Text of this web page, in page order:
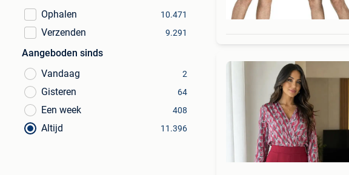
Ophalen
10.471
Verzenden 9.291
Aangeboden sinds
Vandaag
2
Gisteren 64
Een week 408
Altijd 11.396